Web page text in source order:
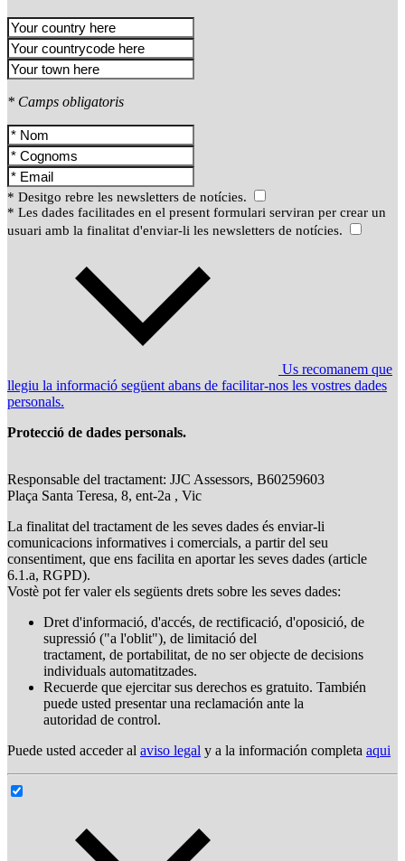
* Camps obligatoris
* Desitgo rebre les newsletters de notícies.
* Les dades facilitades en el present formulari serviran per crear un
usuari amb la finalitat d'enviar-li les newsletters de notícies.
Us recomanem que
llegiu la informació següent abans de facilitar-nos les vostres dades
personals.
Protecció de dades personals.
Responsable del tractament: JJC Assessors, B60259603
Plaça Santa Teresa, 8, ent-2a , Vic
La finalitat del tractament de les seves dades és enviar-li
comunicacions informatives i comercials, a partir del seu
consentiment, que ens facilita en aportar les seves dades (article
6.1.a, RGPD).
Vostè pot fer valer els següents drets sobre les seves dades:
Dret d'informació, d'accés, de rectificació, d'oposició, de
supressió ("a l'oblit"), de limitació del
tractament, de portabilitat, de no ser objecte de decisions
individuals automatitzades.
Recuerde que ejercitar sus derechos es gratuito. También
puede usted presentar una reclamación ante la
autoridad de control.
Puede usted acceder al aviso legal y a la información completa aqui